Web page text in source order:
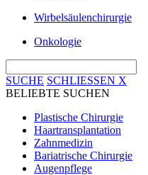
Wirbelsäulenchirurgie
Onkologie
SUCHE SCHLIESSEN X
BELIEBTE SUCHEN
Plastische Chirurgie
Haartransplantation
Zahnmedizin
Bariatrische Chirurgie
Augenpflege